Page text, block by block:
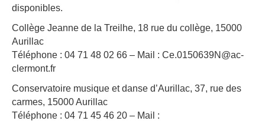
disponibles.
Collège Jeanne de la Treilhe, 18 rue du collège, 15000
Aurillac
Téléphone : 04 71 48 02 66 – Mail : Ce.0150639N@ac-
clermont.fr
Conservatoire musique et danse d’Aurillac, 37, rue des
carmes, 15000 Aurillac
Téléphone : 04 71 45 46 20 – Mail :